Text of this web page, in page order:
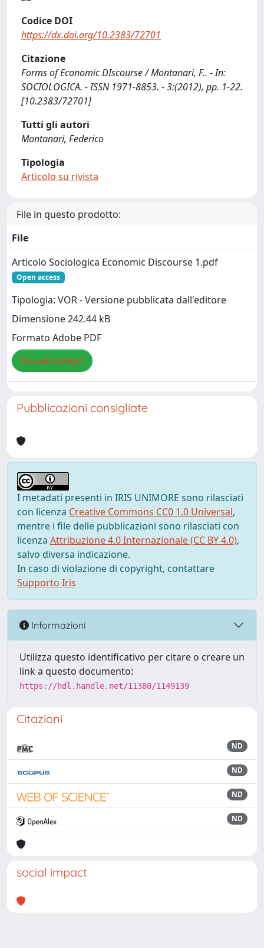
Codice DOI
https://dx.doi.org/10.2383/72701
Citazione
Forms of Economic DIscourse / Montanari, F.. - In:
SOCIOLOGICA. - ISSN 1971-8853. - 3:(2012), pp. 1-22.
[10.2383/72701]
Tutti gli autori
Montanari, Federico
Tipologia
Articolo su rivista
File in questo prodotto:
File
Articolo Sociologica Economic Discourse 1.pdf
Open access
Tipologia: VOR - Versione pubblicata dall'editore
Dimensione 242.44 kB
Formato Adobe PDF
Visualizza/Apri
Pubblicazioni consigliate
I metadati presenti in IRIS UNIMORE sono rilasciati
con licenza Creative Commons CC0 1.0 Universal,
mentre i file delle pubblicazioni sono rilasciati con
licenza Attribuzione 4.0 Internazionale (CC BY 4.0),
salvo diversa indicazione.
In caso di violazione di copyright, contattare
Supporto Iris
Informazioni
Utilizza questo identificativo per citare o creare un
link a questo documento:
https://hdl.handle.net/11380/1149139
Citazioni
ND
ND
ND
ND
social impact